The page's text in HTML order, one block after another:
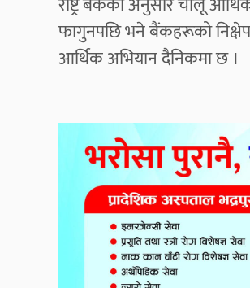
फागुनपछि भने बैंकहरूको
आर्थिक अभियान दैनिकमा छ ।